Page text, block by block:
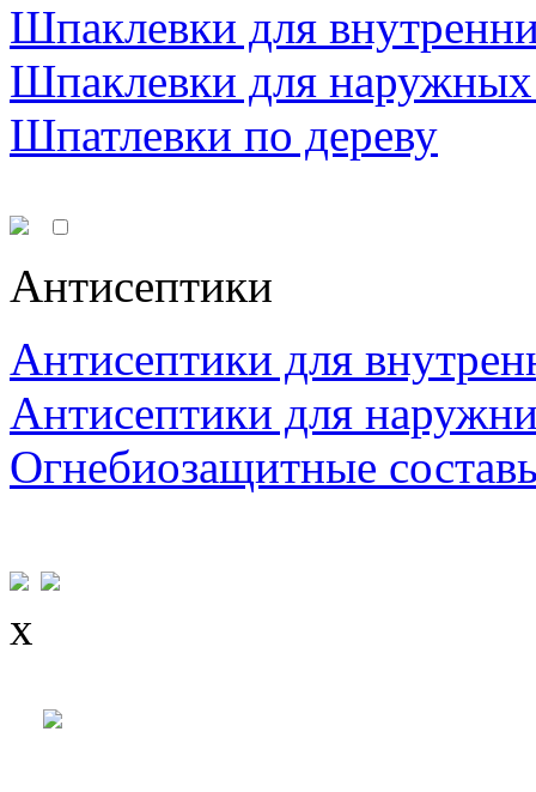
Шпаклевки для
Шпаклевки для наружных
Шпатлевки по дереву
Антисептики
Антисептики для
Антисептики для
Огнебиозащитные
x